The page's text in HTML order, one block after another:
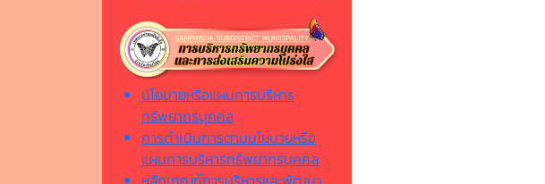
นโยบายหรือแผนการบริหาร
ทรัพยากรบุคคล
การดำเนินการตามนโยบายหรือ
แผนการบริหารทรัพยากรบุคคล